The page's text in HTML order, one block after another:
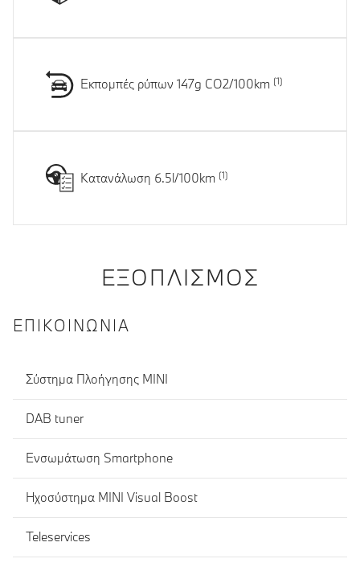
Εκπομπές ρύπων 147g CO2/100km
Κατανάλωση 6.5l/100km
ΕΞΟΠΛΙΣΜΌΣ
ΕΠΙΚΟΙΝΩΝΊΑ
Σύστημα Πλοήγησης ΜΙΝΙ
DAB tuner
Ενσωμάτωση Smartphone
Ηχοσύστημα MINI Visual Boost
Teleservices